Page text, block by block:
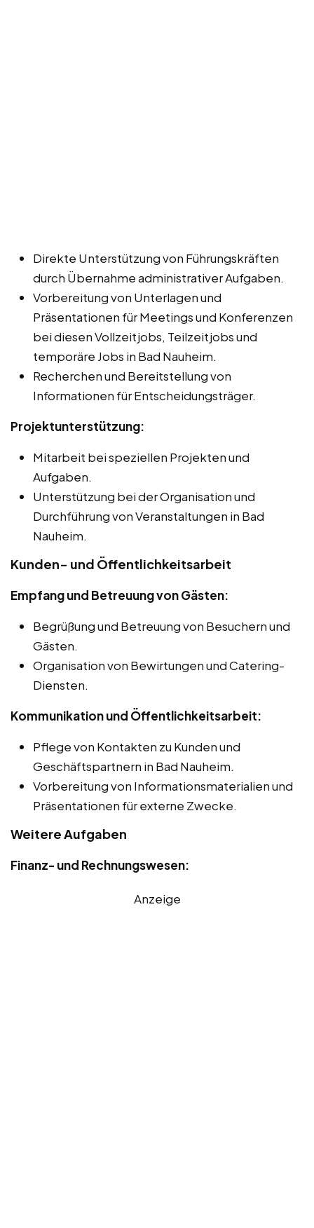
Direkte Unterstützung von Führungskräften
durch Übernahme administrativer Aufgaben.
Vorbereitung von Unterlagen und
Präsentationen für Meetings und Konferenzen
bei diesen Vollzeitjobs, Teilzeitjobs und
temporäre Jobs in Bad Nauheim.
Recherchen und Bereitstellung von
Informationen für Entscheidungsträger.
Projektunterstützung:
Mitarbeit bei speziellen Projekten und
Aufgaben.
Unterstützung bei der Organisation und
Durchführung von Veranstaltungen in Bad
Nauheim.
Kunden- und Öffentlichkeitsarbeit
Empfang und Betreuung von Gästen:
Begrüßung und Betreuung von Besuchern und
Gästen.
Organisation von Bewirtungen und Catering-
Diensten.
Kommunikation und Öffentlichkeitsarbeit:
Pflege von Kontakten zu Kunden und
Geschäftspartnern in Bad Nauheim.
Vorbereitung von Informationsmaterialien und
Präsentationen für externe Zwecke.
Weitere Aufgaben
Finanz- und Rechnungswesen:
Anzeige